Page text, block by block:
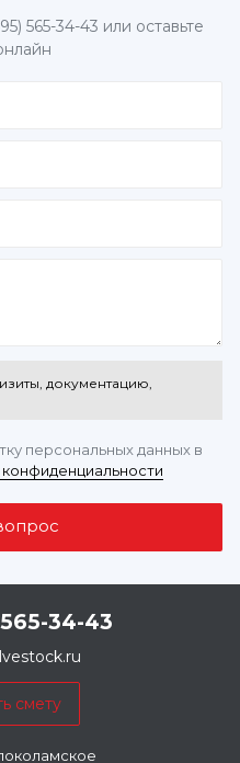
565-34-43 или оставьте
документацию,
персональных данных в
34-43